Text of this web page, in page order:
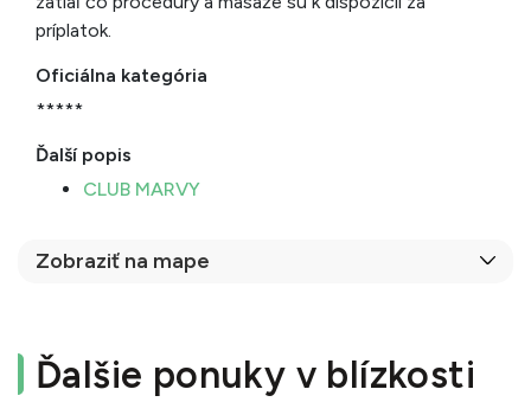
príplatok.
Oficiálna kategória
*****
Ďalší popis
CLUB MARVY
Zobraziť na mape
Ďalšie ponuky v blízkosti